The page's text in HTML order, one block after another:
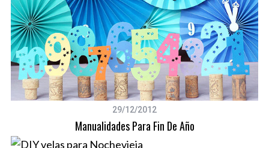
29/12/2012
Manualidades Para Fin De Año